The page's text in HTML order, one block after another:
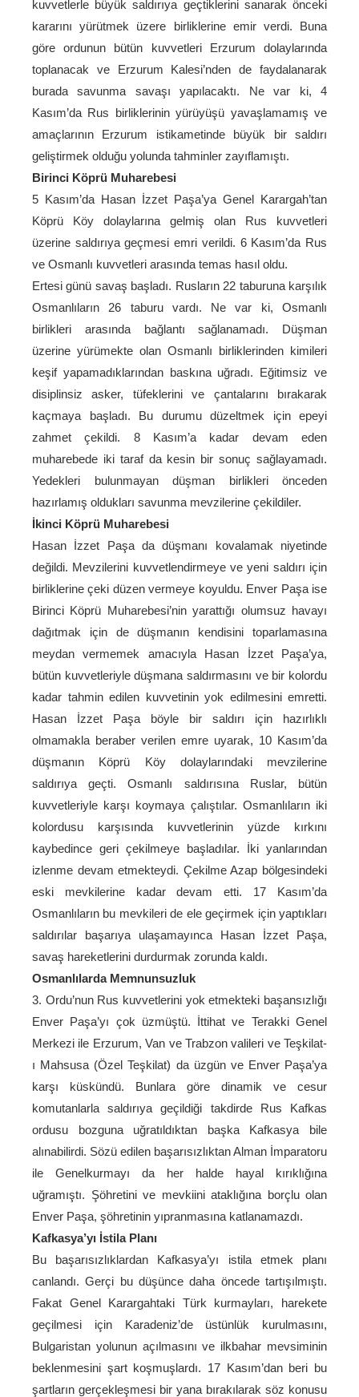
kuvvetlerle büyük saldırıya geçtiklerini sanarak önceki
kararını yürütmek üzere birliklerine emir verdi. Buna
göre ordunun bütün kuvvetleri Erzurum dolaylarında
toplanacak ve Erzurum Kalesi’nden de faydalanarak
burada savunma savaşı yapılacaktı. Ne var ki, 4
Kasım’da Rus birliklerinin yürüyüşü yavaşlamamış ve
amaçlarının Erzurum istikametinde büyük bir saldırı
geliştirmek olduğu yolunda tahminler zayıflamıştı.
Birinci Köprü Muharebesi
5 Kasım’da Hasan İzzet Paşa’ya Genel Karargah’tan
Köprü Köy dolaylarına gelmiş olan Rus kuvvetleri
üzerine saldırıya geçmesi emri verildi. 6 Kasım’da Rus
ve Osmanlı kuvvetleri arasında temas hasıl oldu.
Ertesi günü savaş başladı. Rusların 22 taburuna karşılık
Osmanlıların 26 taburu vardı. Ne var ki, Osmanlı
birlikleri arasında bağlantı sağlanamadı. Düşman
üzerine yürümekte olan Osmanlı birliklerinden kimileri
keşif yapamadıklarından baskına uğradı. Eğitimsiz ve
disiplinsiz asker, tüfeklerini ve çantalarını bırakarak
kaçmaya başladı. Bu durumu düzeltmek için epeyi
zahmet çekildi. 8 Kasım’a kadar devam eden
muharebede iki taraf da kesin bir sonuç sağlayamadı.
Yedekleri bulunmayan düşman birlikleri önceden
hazırlamış oldukları savunma mevzilerine çekildiler.
İkinci Köprü Muharebesi
Hasan İzzet Paşa da düşmanı kovalamak niyetinde
değildi. Mevzilerini kuvvetlendirmeye ve yeni saldırı için
birliklerine çeki düzen vermeye koyuldu. Enver Paşa ise
Birinci Köprü Muharebesi’nin yarattığı olumsuz havayı
dağıtmak için de düşmanın kendisini toparlamasına
meydan vermemek amacıyla Hasan İzzet Paşa’ya,
bütün kuvvetleriyle düşmana saldırmasını ve bir kolordu
kadar tahmin edilen kuvvetinin yok edilmesini emretti.
Hasan İzzet Paşa böyle bir saldırı için hazırlıklı
olmamakla beraber verilen emre uyarak, 10 Kasım’da
düşmanın Köprü Köy dolaylarındaki mevzilerine
saldırıya geçti. Osmanlı saldırısına Ruslar, bütün
kuvvetleriyle karşı koymaya çalıştılar. Osmanlıların iki
kolordusu karşısında kuvvetlerinin yüzde kırkını
kaybedince geri çekilmeye başladılar. İki yanlarından
izlenme devam etmekteydi. Çekilme Azap bölgesindeki
eski mevkilerine kadar devam etti. 17 Kasım’da
Osmanlıların bu mevkileri de ele geçirmek için yaptıkları
saldırılar başarıya ulaşamayınca Hasan İzzet Paşa,
savaş hareketlerini durdurmak zorunda kaldı.
Osmanlılarda Memnunsuzluk
3. Ordu’nun Rus kuvvetlerini yok etmekteki başansızlığı
Enver Paşa’yı çok üzmüştü. İttihat ve Terakki Genel
Merkezi ile Erzurum, Van ve Trabzon valileri ve Teşkilat-
ı Mahsusa (Özel Teşkilat) da üzgün ve Enver Paşa’ya
karşı küskündü. Bunlara göre dinamik ve cesur
komutanlarla saldırıya geçildiği takdirde Rus Kafkas
ordusu bozguna uğratıldıktan başka Kafkasya bile
alınabilirdi. Sözü edilen başarısızlıktan Alman İmparatoru
ile Genelkurmayı da her halde hayal kırıklığına
uğramıştı. Şöhretini ve mevkiini ataklığına borçlu olan
Enver Paşa, şöhretinin yıpranmasına katlanamazdı.
Kafkasya’yı İstila Planı
Bu başarısızlıklardan Kafkasya’yı istila etmek planı
canlandı. Gerçi bu düşünce daha öncede tartışılmıştı.
Fakat Genel Karargahtaki Türk kurmayları, harekete
geçilmesi için Karadeniz’de üstünlük kurulmasını,
Bulgaristan yolunun açılmasını ve ilkbahar mevsiminin
beklenmesini şart koşmuşlardı. 17 Kasım’dan beri bu
şartların gerçekleşmesi bir yana bırakılarak söz konusu